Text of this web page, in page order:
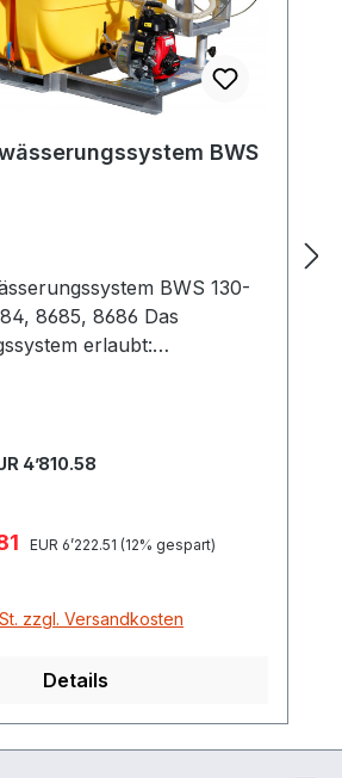
BWS
BWS 130-
8685, 8686 Das
erlaubt:
(7-m-
durch geschlossenen
aus verzinktem Stahl
130 l / min – Bitte
dass sich die
je nach Schlauchlänge
4’810.58
Regulärer Preis:
EUR 6’222.51 (12% gespart)
zzgl. Versandkosten
Details